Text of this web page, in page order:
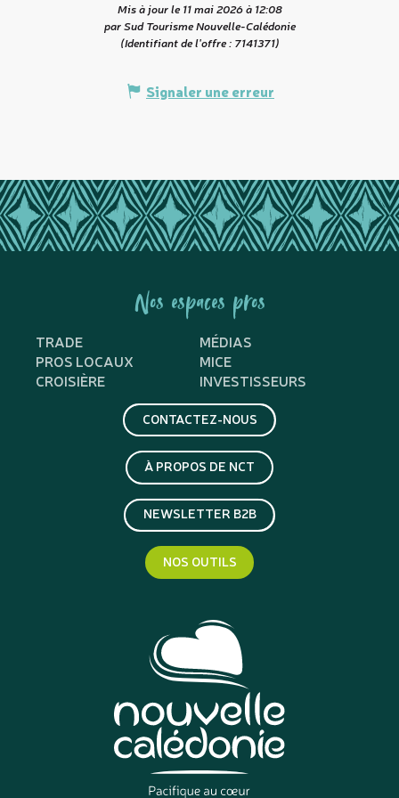
Mis à jour le 11 mai 2026 à 12:08
par Sud Tourisme Nouvelle-Calédonie
(Identifiant de l'offre : 7141371)
Signaler une erreur
Nos espaces pros
TRADE
MÉDIAS
PROS LOCAUX
MICE
CROISIÈRE
INVESTISSEURS
CONTACTEZ-NOUS
À PROPOS DE NCT
NEWSLETTER B2B
NOS OUTILS